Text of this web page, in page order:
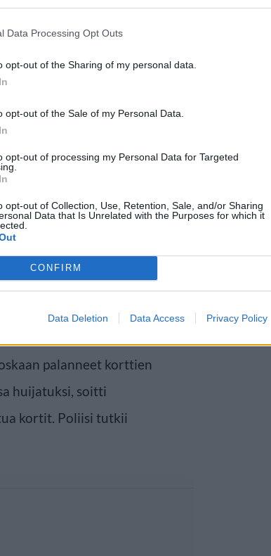
Data Processing Opt Outs
opt-out of the Sharing of my personal data.
opt-out of the Sale of my Personal Data.
opt-out of processing my Personal Data for Targeted
opt-out of Collection, Use, Retention, Sale, and/or Sharing
Data that Is Unrelated with the Purposes for which it
CONFIRM
Data Deletion Data Access Privacy Policy
soitti taksipalvelun
että aiempaa maksua ei
perimään häneltä kotoa.
saapui tämän aiemmin
pankki- ja luottokortit, jotta
maksupäätteellä. Vanhus
palanneet korttien
huijatuksi, soitti
kortit. Poliisi tutkii